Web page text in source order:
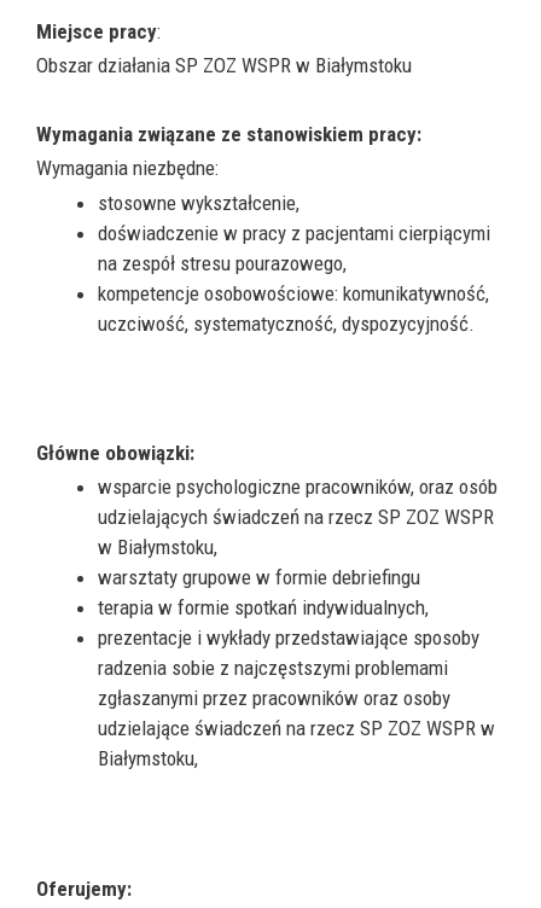
Miejsce pracy:
Obszar działania SP ZOZ WSPR w Białymstoku
Wymagania związane ze stanowiskiem pracy:
Wymagania niezbędne:
stosowne wykształcenie,
doświadczenie w pracy z pacjentami cierpiącymi
na zespół stresu pourazowego,
kompetencje osobowościowe: komunikatywność,
uczciwość, systematyczność, dyspozycyjność.
Główne obowiązki:
wsparcie psychologiczne pracowników, oraz osób
udzielających świadczeń na rzecz SP ZOZ WSPR
w Białymstoku,
warsztaty grupowe w formie debriefingu
terapia w formie spotkań indywidualnych,
prezentacje i wykłady przedstawiające sposoby
radzenia sobie z najczęstszymi problemami
zgłaszanymi przez pracowników oraz osoby
udzielające świadczeń na rzecz SP ZOZ WSPR w
Białymstoku,
Oferujemy: